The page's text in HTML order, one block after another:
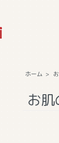
ホーム >
お肌